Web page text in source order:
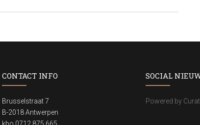
CONTACT INFO
Brusselstraat 7
B-2018 Antwerpen
SOCIAL
Powered by